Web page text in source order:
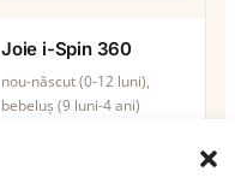
Joie i-Spin 360
nou-născut (0-12 luni),
bebeluș (9 luni-4 ani)